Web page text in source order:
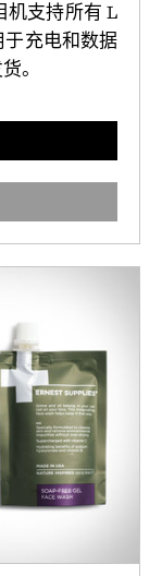
机支持所有 L
于充电和数据
。